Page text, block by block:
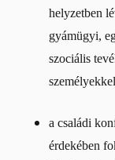
helyzetben
gyámügyi,
szociális
a családi
érdekében